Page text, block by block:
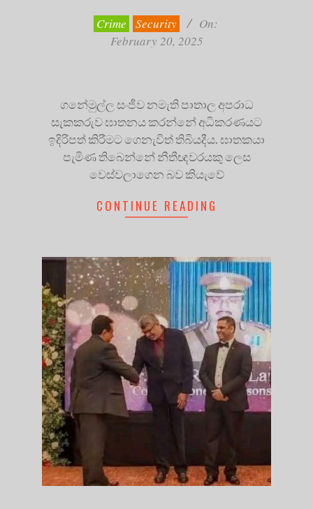
Crime Security
On:
February 20, 2025
ගනේමුල්ල සංජීව නමැති පාතාල අපරාධ
සැකකරුව ඝාතනය කරන්නේ අධිකරණයට
ඉදිරිපත් කිරීමට ගෙනැවිත් තිබියදීය. ඝාතකයා
පැමිණ තිබෙන්නේ නීතීඥවරයකු ලෙස
වෙස්වලාගෙන බව කියැවේ
CONTINUE READING